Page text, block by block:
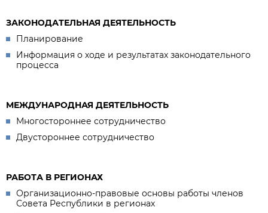
ЗАКОНОДАТЕЛЬНАЯ ДЕЯТЕЛЬНОСТЬ
Планирование
Информация о ходе и результатах законодательного
процесса
МЕЖДУНАРОДНАЯ ДЕЯТЕЛЬНОСТЬ
Многостороннее сотрудничество
Двустороннее сотрудничество
РАБОТА В РЕГИОНАХ
Организационно-правовые основы работы членов
Совета Республики в регионах